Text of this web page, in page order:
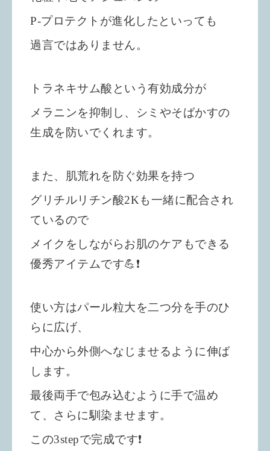
P-プロテクトが進化したといっても
過言ではありません。
トラネキサム酸という有効成分が
メラニンを抑制し、シミやそばかすの
生成を防いでくれます。
また、肌荒れを防ぐ効果を持つ
グリチルリチン酸2Kも一緒に配合され
ているので
メイクをしながらお肌のケアもできる
優秀アイテムです💪❗️
使い方はパール粒大を二つ分を手のひ
らに広げ、
中心から外側へなじませるように伸ば
します。
最後両手で包み込むように手で温め
て、 さらに馴染ませます。
この3stepで完成です❗️